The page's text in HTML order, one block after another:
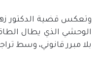
وتعكس قضية الدكتور
الوحشي الذي يطال
بلا مبرر قانوني، وسط